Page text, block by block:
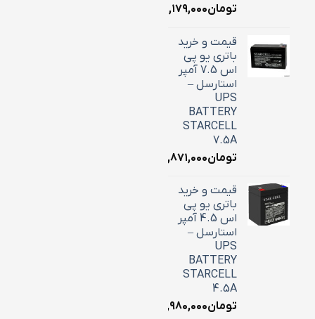
تومان۳,۱۷۹,۰۰۰
قیمت و خرید
باتری یو پی
اس 7.5 آمپر
استارسل –
UPS
BATTERY
STARCELL
7.5A
تومان۲,۸۷۱,۰۰۰
قیمت و خرید
باتری یو پی
اس 4.5 آمپر
استارسل –
UPS
BATTERY
STARCELL
4.5A
تومان۱,۹۸۰,۰۰۰